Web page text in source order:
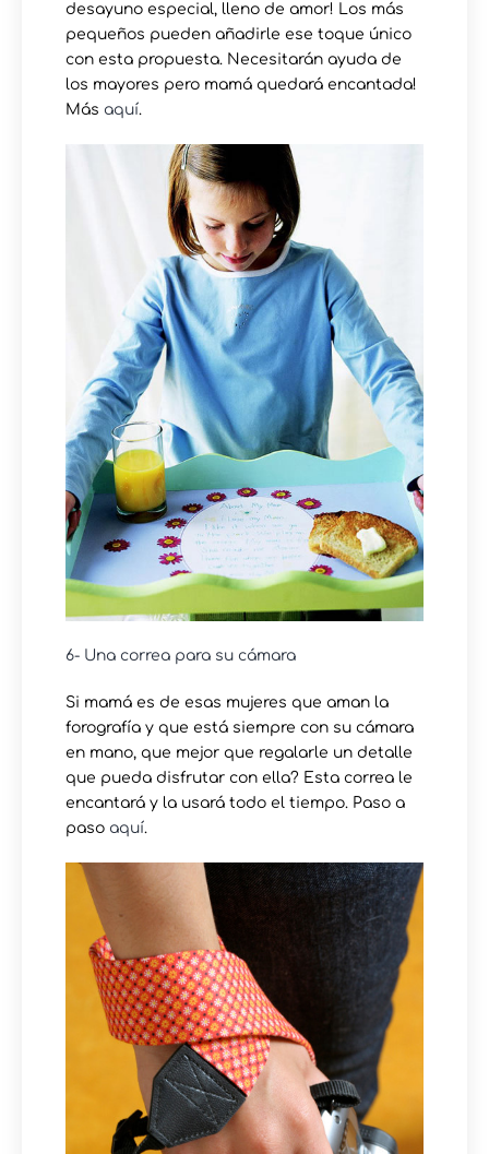
desayuno especial, lleno de amor! Los más
pequeños pueden añadirle ese toque único
con esta propuesta. Necesitarán ayuda de
los mayores pero mamá quedará encantada!
Más aquí.
6- Una correa para su cámara
Si mamá es de esas mujeres que aman la
forografía y que está siempre con su cámara
en mano, que mejor que regalarle un detalle
que pueda disfrutar con ella? Esta correa le
encantará y la usará todo el tiempo. Paso a
paso aquí.